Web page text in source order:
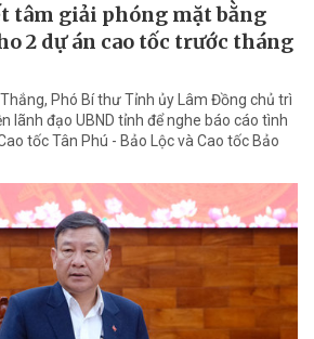
tâm giải phóng mặt bằng
2 dự án cao tốc trước tháng
Phó Bí thư Tỉnh ủy Lâm Đồng chủ trì
lãnh đạo UBND tỉnh để nghe báo cáo tình
tốc Tân Phú - Bảo Lộc và Cao tốc Bảo